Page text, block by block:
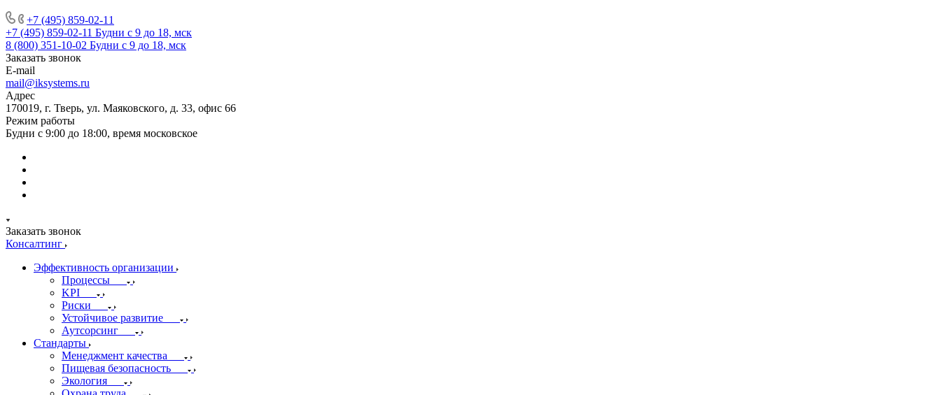
+7 (495) 859-02-11
+7 (495) 859-02-11 Будни с 9 до 18, мск
8 (800) 351-10-02 Будни с 9 до 18, мск
Заказать звонок
E-mail
mail@iksystems.ru
Адрес
170019, г. Тверь, ул. Маяковского, д. 33, офис 66
Режим работы
Будни с 9:00 до 18:00, время московское
Заказать звонок
Консалтинг
Эффективность организации
Процессы
KPI
Риски
Устойчивое развитие
Аутсорсинг
Стандарты
Менеджмент качества
Пищевая безопасность
Экология